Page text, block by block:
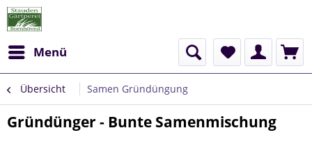
Menü
Übersicht Samen Gründüngung
Gründünger - Bunte Samenmischung